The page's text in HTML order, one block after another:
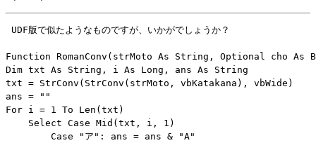
UDF版で似たようなものですが、いかがでしょうか？
Function RomanConv(strMoto As String, Optional cho As
Dim txt As String, i As Long, ans As String
txt = StrConv(StrConv(strMoto, vbKatakana), vbWide)
ans = ""
For i = 1 To Len(txt)
    Select Case Mid(txt, i, 1)
        Case "ア": ans = ans & "A"